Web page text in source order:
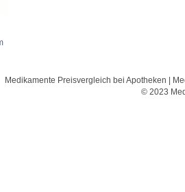
Medikamente Preisvergleich bei Apotheken |
© 2023